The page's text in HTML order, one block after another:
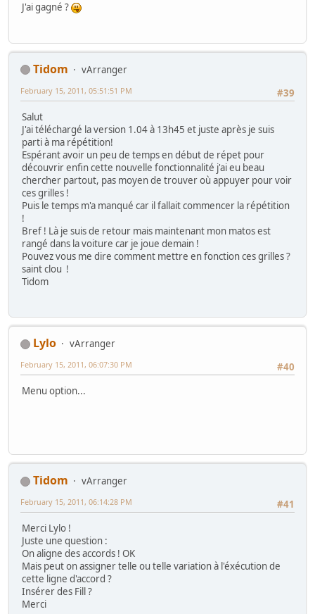
J'ai gagné ?
Tidom
vArranger
#39
February 15, 2011, 05:51:51 PM
Salut
J'ai téléchargé la version 1.04 à 13h45 et juste après je suis
parti à ma répétition!
Espérant avoir un peu de temps en début de répet pour
découvrir enfin cette nouvelle fonctionnalité j'ai eu beau
chercher partout, pas moyen de trouver où appuyer pour voir
ces grilles !
Puis le temps m'a manqué car il fallait commencer la répétition
!
Bref ! Là je suis de retour mais maintenant mon matos est
rangé dans la voiture car je joue demain !
Pouvez vous me dire comment mettre en fonction ces grilles ?
saint clou !
Tidom
Lylo
vArranger
#40
February 15, 2011, 06:07:30 PM
Menu option...
Tidom
vArranger
#41
February 15, 2011, 06:14:28 PM
Merci Lylo !
Juste une question :
On aligne des accords ! OK
Mais peut on assigner telle ou telle variation à l'éxécution de
cette ligne d'accord ?
Insérer des Fill ?
Merci